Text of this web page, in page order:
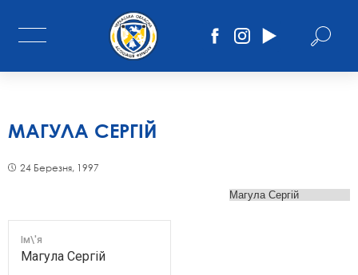
МАГУЛА СЕРГІЙ
24 Березня, 1997
Ім\'я
Магула Сергій